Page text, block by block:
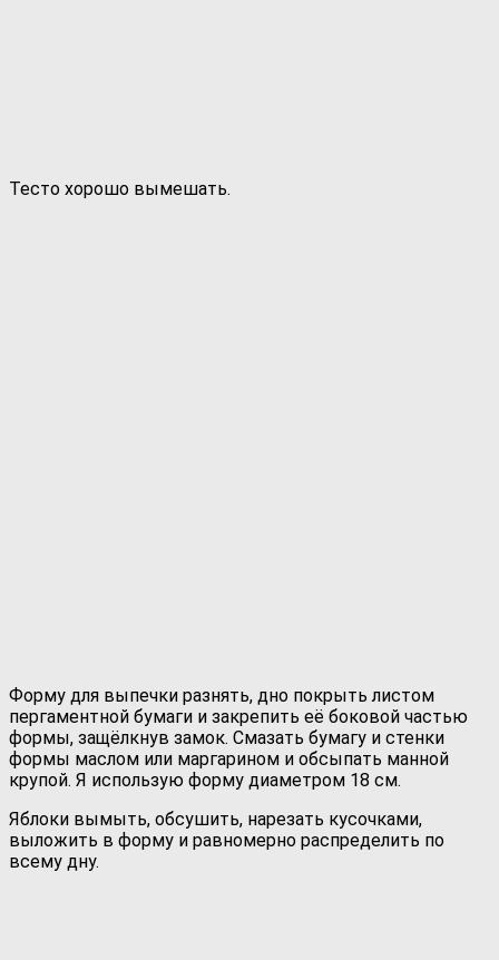
Тесто хорошо вымешать.
Форму для выпечки разнять, дно покрыть листом
пергаментной бумаги и закрепить её боковой частью
формы, защёлкнув замок. Смазать бумагу и стенки
формы маслом или маргарином и обсыпать манной
крупой. Я использую форму диаметром 18 см.
Яблоки вымыть, обсушить, нарезать кусочками,
выложить в форму и равномерно распределить по
всему дну.